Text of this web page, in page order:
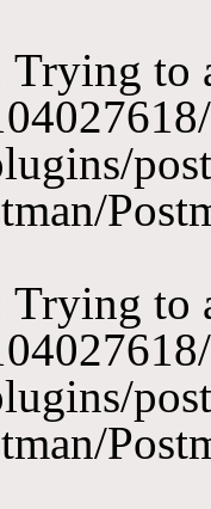
Trying to
Trying to